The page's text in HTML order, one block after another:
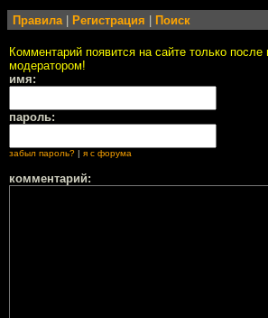
Правила| Регистрация Поиск
Комментарий появится на сайте только после
модератором!
имя:
пароль:
забыл пароль? я с форума
комментарий: